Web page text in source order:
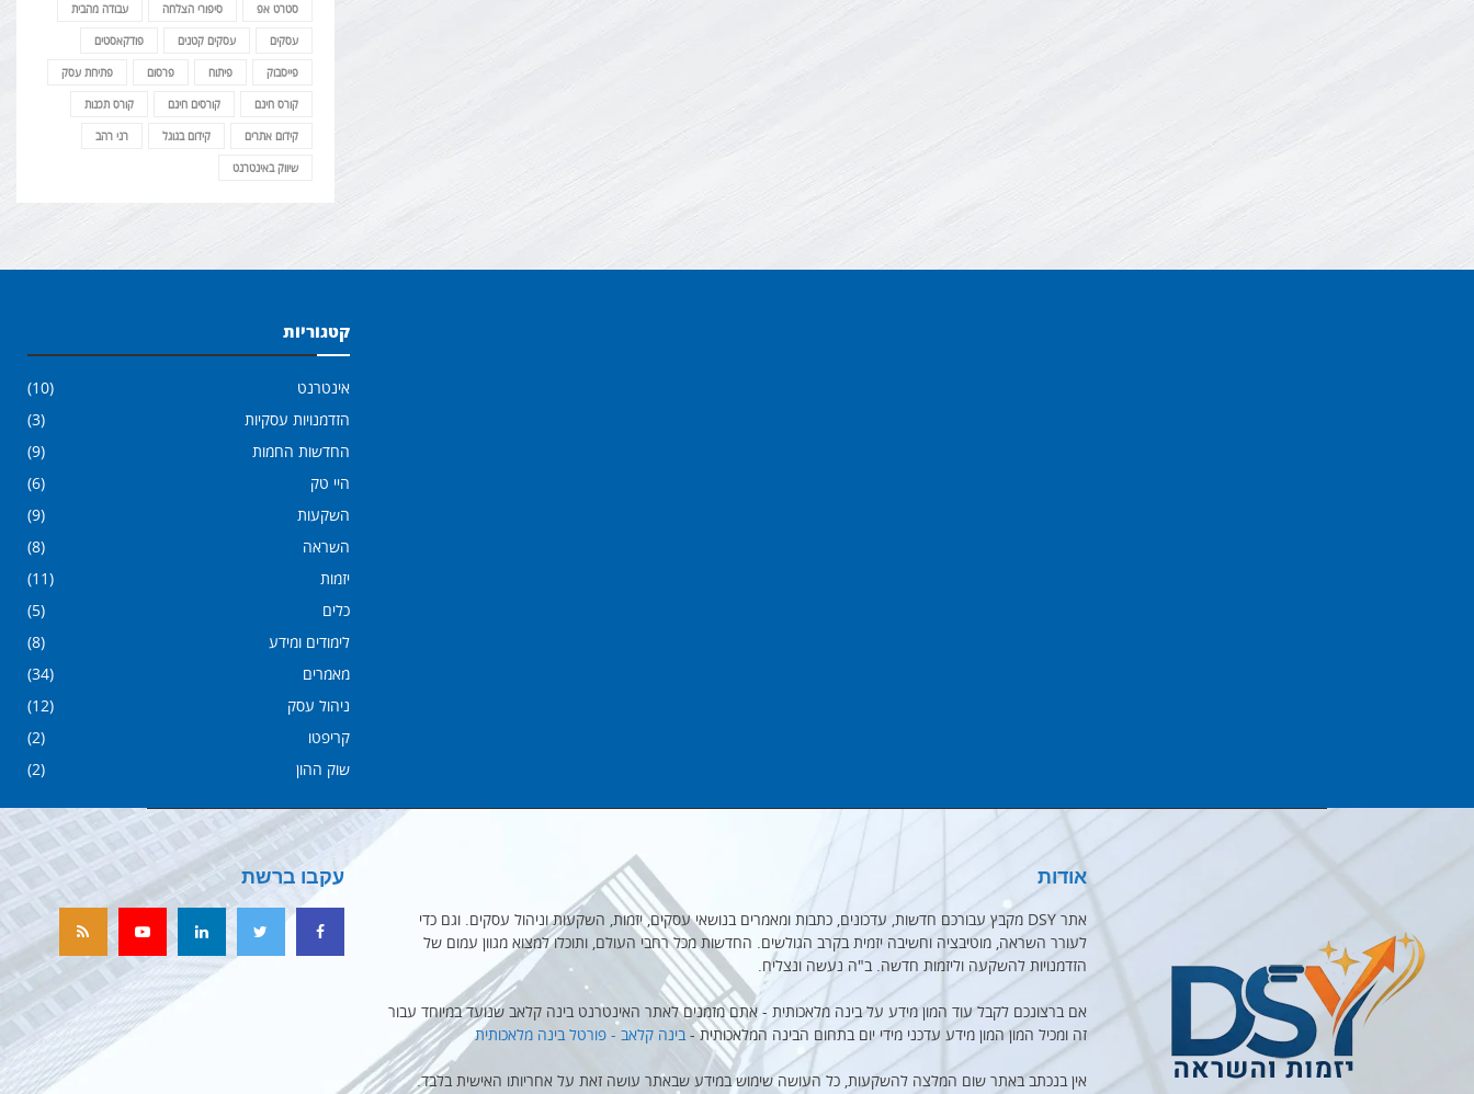
סטרט אפ סיפורי הצלחה עבודה מהבית
עסקים עסקים קטנים פודקאסטים
פייסבוק פיתוח פרסום פתיחת עסק
קורס חינם קורסים חינם קורס תכנות
קידום אתרים קידום בגוגל רני רהב
שיווק באינטרנט
קטגוריות
אינטרנט
(10)
הזדמנויות עסקיות
(3)
החדשות החמות
(9)
היי טק
(6)
השקעות
(9)
השראה
(8)
יזמות
(11)
כלים
(5)
לימודים ומידע
(8)
מאמרים
(34)
ניהול עסק
(12)
קריפטו
(2)
שוק ההון
(2)
אודות
אתר DSY מקבץ עבורכם חדשות, עדכונים, כתבות ומאמרים בנושאי עסקים, יזמות, השקעות וניהול עסקים. וגם כדי
לעורר השראה, מוטיבציה וחשיבה יזמית בקרב הגולשים. החדשות מכל רחבי העולם, ותוכלו למצוא מגוון עמום של
הזדמנויות להשקעה וליזמות חדשה. ב"ה נעשה ונצליח.
אם ברצונכם לקבל עוד המון מידע על בינה מלאכותית - אתם מזמנים לאתר האינטרנט בינה קלאב שנועד במיוחד עבור
זה ומכיל המון המון מידע עדכני מידי יום בתחום הבינה המלאכותית -בינה קלאב - פורטל בינה מלאכותית
אין בנכתב באתר שום המלצה להשקעות, כל העושה שימוש במידע שבאתר עושה זאת על אחריותו האישית בלבד.
עקבו ברשת